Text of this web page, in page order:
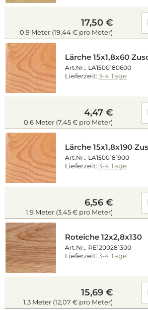
17,50 €
0.9 Meter (19,44 € pro Meter)
Lärche 15x1,8x60
Art.Nr.: LA1500180600
Lieferzeit: 3-4 Tage
4,47 €
0.6 Meter (7,45 € pro Meter)
Lärche 15x1,8x190
Art.Nr.: LA1500181900
Lieferzeit: 3-4 Tage
6,56 €
1.9 Meter (3,45 € pro Meter)
Roteiche 12x2,8x130
Art.Nr.: RE1200281300
Lieferzeit: 3-4 Tage
15,69 €
1.3 Meter (12,07 € pro Meter)